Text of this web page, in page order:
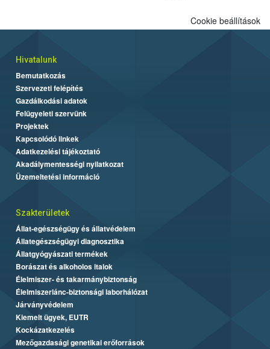
Cookie beállítások
Hivatalunk
Bemutatkozás
Szervezeti felépítés
Gazdálkodási adatok
Felügyeleti szervünk
Projektek
Kapcsolódó linkek
Adatkezelési tájékoztató
Akadálymentességi nyilatkozat
Üzemeltetési információ
Szakterületek
Állat-egészségügy és állatvédelem
Állategészségügyi diagnosztika
Állatgyógyászati termékek
Borászat és alkoholos italok
Élelmiszer- és takarmánybiztonság
Élelmiszerlánc-biztonsági laborhálózat
Járványvédelem
Kiemelt ügyek, EUTR
Kockázatkezelés
Mezőgazdasági genetikai erőforrások